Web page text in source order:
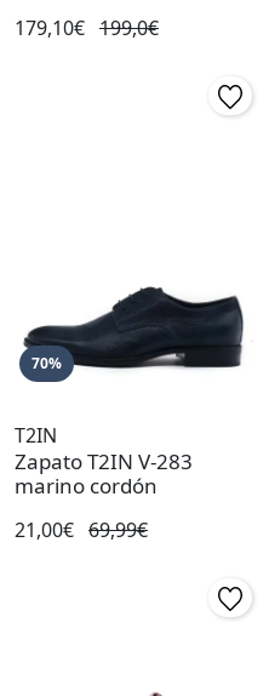
179,10€ 199,0€
70%
T2IN
Zapato T2IN V-283
marino cordón
21,00€ 69,99€